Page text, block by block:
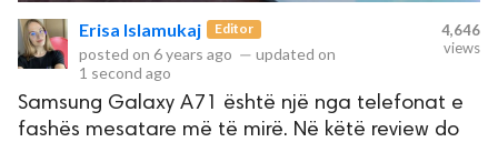
Erisa Islamukaj Editor
posted on 6 years ago — updated on
1 second ago
4,646
views
Samsung Galaxy A71 është një nga telefonat e
fashës mesatare më të mirë. Në këtë review do